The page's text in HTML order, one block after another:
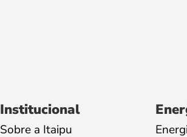
Institucional
Sobre a Itaipu